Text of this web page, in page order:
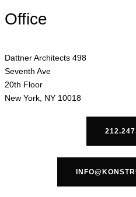
Office
Dattner Architects 498
Seventh Ave
20th Floor
New York, NY 10018